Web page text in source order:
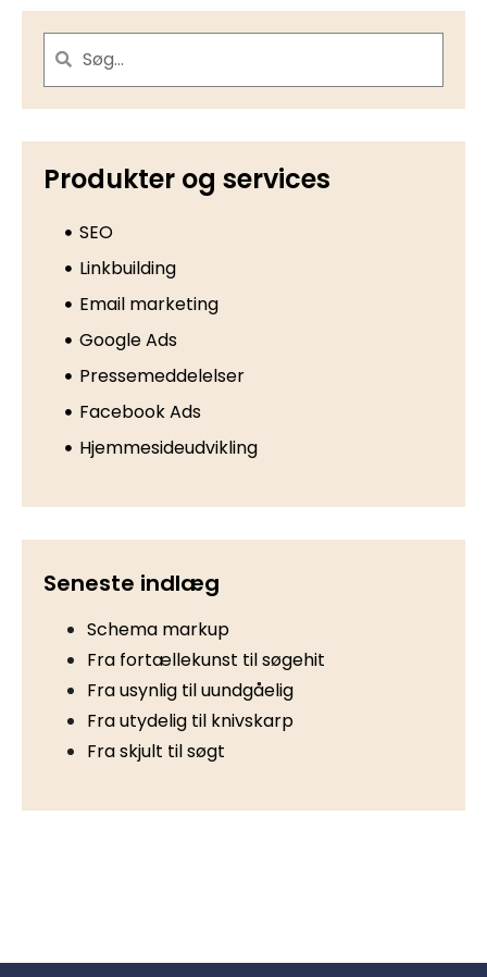
Produkter og services
SEO
Linkbuilding
Email marketing
Google Ads
Pressemeddelelser
Facebook Ads
Hjemmesideudvikling
Seneste indlæg
Schema markup
Fra fortællekunst til søgehit
Fra usynlig til uundgåelig
Fra utydelig til knivskarp
Fra skjult til søgt